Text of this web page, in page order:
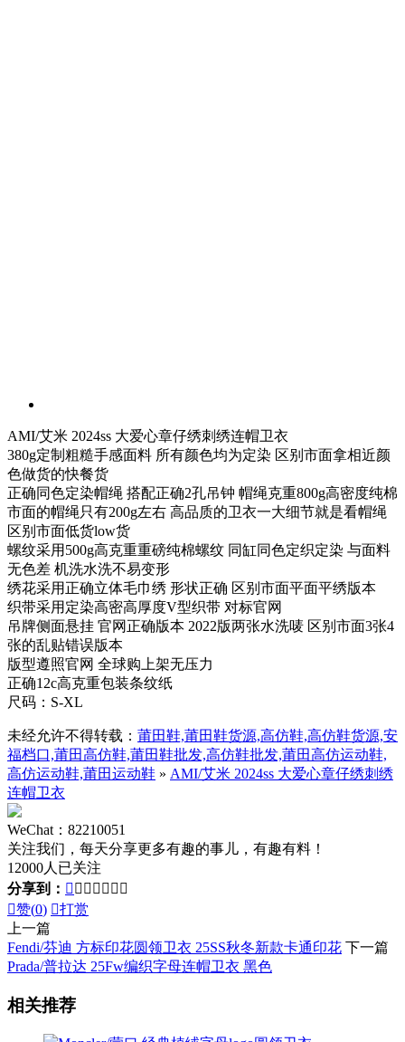
AMI/艾米 2024ss 大爱心章仔绣刺绣连帽卫衣
380g定制粗糙手感面料 所有颜色均为定染 区别市面拿相近颜
色做货的快餐货
正确同色定染帽绳 搭配正确2孔吊钟 帽绳克重800g高密度纯棉
市面的帽绳只有200g左右 高品质的卫衣一大细节就是看帽绳
区别市面低货low货
螺纹采用500g高克重重磅纯棉螺纹 同缸同色定织定染 与面料
无色差 机洗水洗不易变形
绣花采用正确立体毛巾绣 形状正确 区别市面平面平绣版本
织带采用定染高密高厚度V型织带 对标官网
吊牌侧面悬挂 官网正确版本 2022版两张水洗唛 区别市面3张4
张的乱贴错误版本
版型遵照官网 全球购上架无压力
正确12c高克重包装条纹纸
尺码：S-XL
未经允许不得转载： 莆田鞋,莆田鞋货源,高仿鞋,高仿鞋货源,安
福档口,莆田高仿鞋,莆田鞋批发,高仿鞋批发,莆田高仿运动鞋,
高仿运动鞋,莆田运动鞋 » AMI/艾米 2024ss 大爱心章仔绣刺绣
连帽卫衣
WeChat：82210051
关注我们，每天分享更多有趣的事儿，有趣有料！
12000人已关注
分享到：       
赞(0) 打赏
上一篇
Fendi/芬迪 方标印花圆领卫衣 25SS秋冬新款卡通印花 下一篇
Prada/普拉达 25Fw编织字母连帽卫衣 黑色
相关推荐